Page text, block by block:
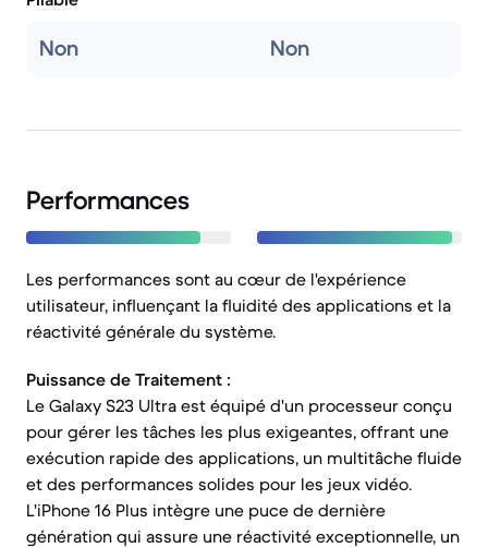
Non Non
Performances
Les performances sont au cœur de l'expérience
utilisateur, influençant la fluidité des applications et la
réactivité générale du système.
Puissance de Traitement :
Le Galaxy S23 Ultra est équipé d'un processeur conçu
pour gérer les tâches les plus exigeantes, offrant une
exécution rapide des applications, un multitâche fluide
et des performances solides pour les jeux vidéo.
L'iPhone 16 Plus intègre une puce de dernière
génération qui assure une réactivité exceptionnelle, un